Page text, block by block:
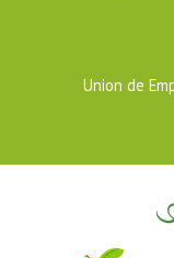
Union de